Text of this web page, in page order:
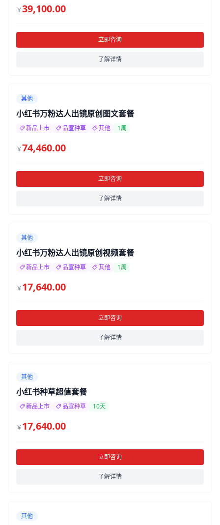
￥39,100.00
立即咨询
了解详情
其他
小红书万粉达人出镜原创图文套餐
新品上市 品宣种草 其他 1周
￥74,460.00
立即咨询
了解详情
其他
小红书万粉达人出镜原创视频套餐
新品上市 品宣种草 其他 1周
￥17,640.00
立即咨询
了解详情
其他
小红书种草超值套餐
新品上市 品宣种草 10天
￥17,640.00
立即咨询
了解详情
其他